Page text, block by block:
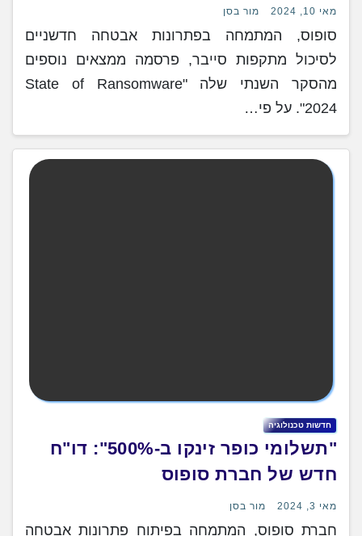
מאי 10, 2024 מור בסן
סופוס, המתמחה בפתרונות אבטחה חדשניים
לסיכול מתקפות סייבר, פרסמה ממצאים נוספים
מהסקר השנתי שלה "State of Ransomware
2024". על פי…
חדשות טכנולוגיה
"תשלומי כופר זינקו ב-500%": דו"ח
חדש של חברת סופוס
מאי 3, 2024 מור בסן
חברת סופוס, המתמחה בפיתוח פתרונות אבטחה